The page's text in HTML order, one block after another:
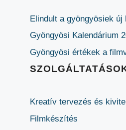
Elindult a gyöngyösiek új
Gyöngyösi Kalendárium
Gyöngyösi értékek a
Kreatív tervezés és
Filmkészítés